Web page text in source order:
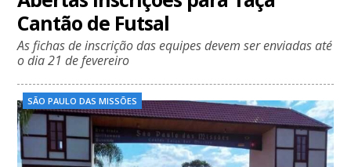
Cantão de Futsal
As fichas de inscrição das equipes devem ser enviadas até
o dia 21 de fevereiro
SÃO PAULO DAS MISSÕES